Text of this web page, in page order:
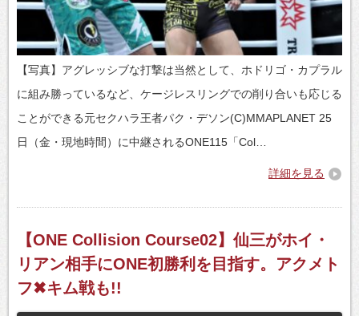
【写真】アグレッシブな打撃は当然として、ホドリゴ・カプラル
に組み勝っているなど、ケージレスリングでの削り合いも応じる
ことができる元セクハラ王者パク・デソン(C)MMAPLANET 25
日（金・現地時間）に中継されるONE115「Col…
詳細を見る
【ONE Collision Course02】仙三がホイ・
リアン相手にONE初勝利を目指す。アクメト
フ✖キム戦も!!